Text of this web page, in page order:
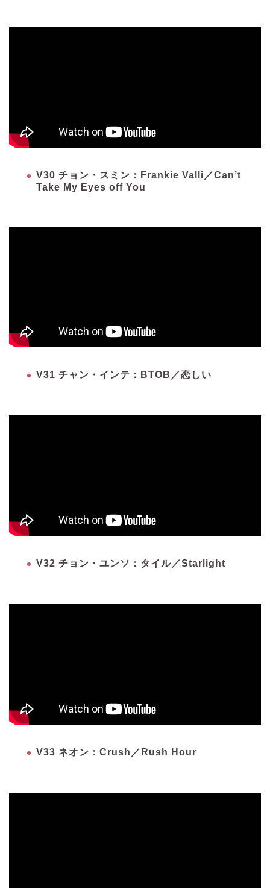
V30 チョン・スミン：Frankie Valli／Can’t
Take My Eyes off You
V31 チャン・インテ：BTOB／恋しい
V32 チョン・ユンソ：タイル／Starlight
V33 ネオン：Crush／Rush Hour